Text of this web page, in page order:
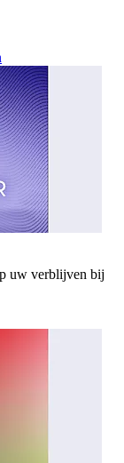
uw verblijven bij